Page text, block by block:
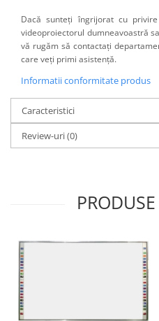
Dacă sunteți îngrijorat cu
videoproiectorul dumneavoastră
vă rugăm să contactați
care veți primi asistență.
Informatii conformitate produs
Caracteristici
Review-uri(0)